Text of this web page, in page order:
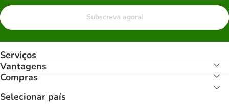
Subscreva agora!
Serviços
Vantagens
Compras
Selecionar país